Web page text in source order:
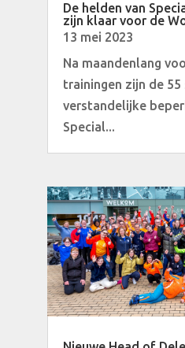
De helden van
zijn klaar voor de
13 mei 2023
Na maandenlang
trainingen zijn de
verstandelijke
Special...